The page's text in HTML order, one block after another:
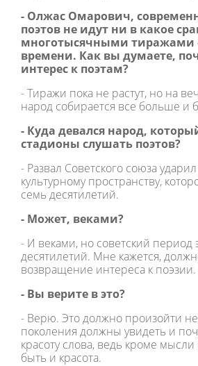
- Олжас Омарович,
поэтов не идут ни в какое
многотысячными тиражами
времени. Как вы думаете,
интерес к поэтам?
- Тиражи пока не растут, но на
народ собирается все больше и
- Куда девался народ,
стадионы слушать поэтов?
- Развал Советского союза
культурному пространству,
семь десятилетий.
- Может, веками?
- И веками, но советский период
десятилетий. Мне кажется,
возвращение интереса к поэзии.
- Вы верите в это?
- Верю. Это должно произойти
поколения должны увидеть и
красоту слова, ведь кроме
быть и красота.